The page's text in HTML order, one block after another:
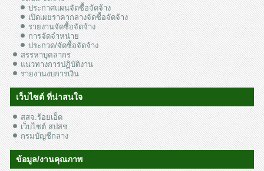
ประกาศแผนจัดซื้อจัดจ้าง
เปิดเผยราคากลางจัดซื้อจัดจ้าง
รายงานจัดซื้อจัดจ้าง
การจัดจำหน่าย
ประกวด/จัดซื้อจัดจ้าง
สรรหาบุคลากร
แนวทางการปฏิบัติงาน
รายงานงบการเงิน
เว็บไซต์ ที่น่าสนใจ
สสจ.ร้อยเอ็ด
เว็บไซต์ สปสช.
กรมบัญชีกลาง
ข้อมูล/งานคุณภาพ